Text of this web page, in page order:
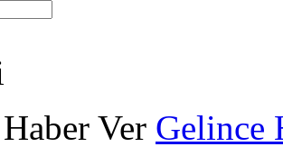
Ver Gelince